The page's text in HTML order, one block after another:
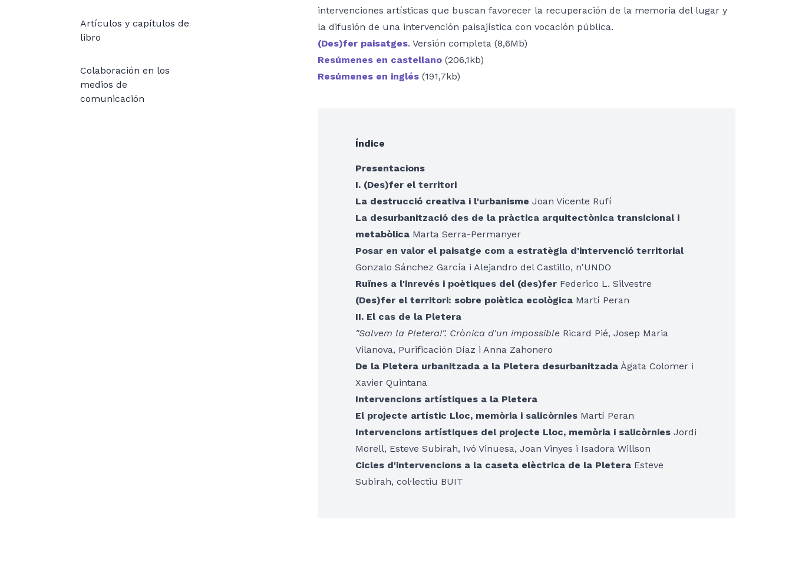
Artículos y capítulos de
libro
Colaboración en los
medios de
comunicación
intervenciones artísticas que buscan favorecer la recuperación de la memoria del lugar y
la difusión de una intervención paisajística con vocación pública.
(Des)fer paisatges. Versión completa (8,6Mb)
Resúmenes en castellano (206,1kb)
Resúmenes en inglés (191,7kb)
Índice
Presentacions
I. (Des)fer el territori
La destrucció creativa i l'urbanisme Joan Vicente Rufí
La desurbanització des de la pràctica arquitectònica transicional i
metabòlica Marta Serra-Permanyer
Posar en valor el paisatge com a estratègia d'intervenció territorial
Gonzalo Sánchez García i Alejandro del Castillo, n'UNDO
Ruïnes a l'inrevés i poètiques del (des)fer Federico L. Silvestre
(Des)fer el territori: sobre poiètica ecològica Martí Peran
II. El cas de la Pletera
"Salvem la Pletera!". Crònica d'un impossible Ricard Pié, Josep Maria
Vilanova, Purificación Díaz i Anna Zahonero
De la Pletera urbanitzada a la Pletera desurbanitzada Àgata Colomer i
Xavier Quintana
Intervencions artístiques a la Pletera
El projecte artístic Lloc, memòria i salicòrnies Martí Peran
Intervencions artístiques del projecte Lloc, memòria i salicòrnies Jordi
Morell, Esteve Subirah, Ivó Vinuesa, Joan Vinyes i Isadora Willson
Cicles d'intervencions a la caseta elèctrica de la Pletera Esteve
Subirah, col·lectiu BUIT